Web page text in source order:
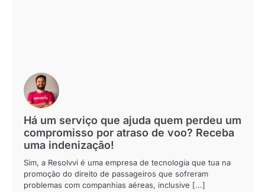
Há um serviço que ajuda quem perdeu um
compromisso por atraso de voo? Receba
uma indenização!
Sim, a Resolvvi é uma empresa de tecnologia que tua na
promoção do direito de passageiros que sofreram
problemas com companhias aéreas, inclusive [...]